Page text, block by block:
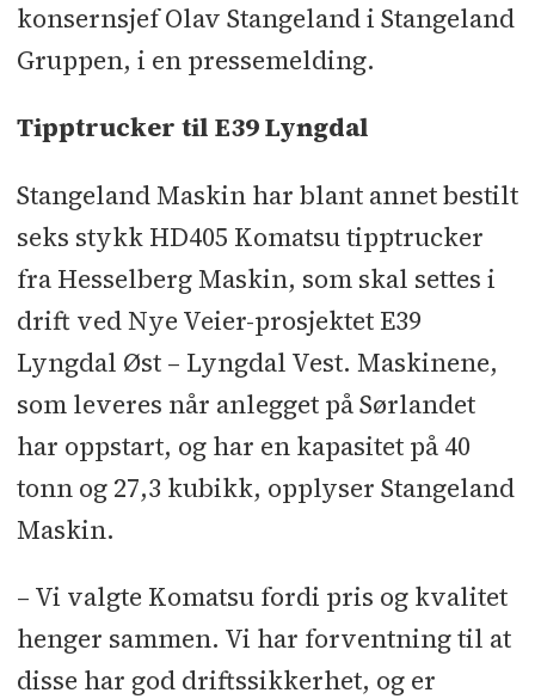
– 3 stykk Volvo EC300
- 21 stykk Volvo EC 220
- 10 stykk Volvo EW170
Kilde: Stangeland Maskin
Pon Equipment:
- 2 stykk Cat 352
– 2 stykk Cat 340
- 10 stykk Cat 323
– 1 stykk Cat 318M
konsernsjef Olav Stangeland i Stangeland
Gruppen, i en pressemelding.
Tipptrucker til E39 Lyngdal
Stangeland Maskin har blant annet bestilt
seks stykk HD405 Komatsu tipptrucker
fra Hesselberg Maskin, som skal settes i
drift ved Nye Veier-prosjektet E39
Lyngdal Øst – Lyngdal Vest. Maskinene,
som leveres når anlegget på Sørlandet
har oppstart, og har en kapasitet på 40
tonn og 27,3 kubikk, opplyser Stangeland
Maskin.
– Vi valgte Komatsu fordi pris og kvalitet
henger sammen. Vi har forventning til at
disse har god driftssikkerhet, og er